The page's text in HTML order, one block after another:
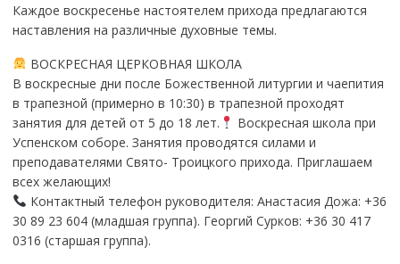
Каждое воскресенье настоятелем прихода предлагаются
наставления на различные духовные темы.
ВОСКРЕСНАЯ ЦЕРКОВНАЯ ШКОЛА
В воскресные дни после Божественной литургии и чаепития
в трапезной (примерно в 10:30) в трапезной проходят
занятия для детей от 5 до 18 лет.
Воскресная школа при
Успенском соборе. Занятия проводятся силами и
преподавателями Свято- Троицкого прихода. Приглашаем
всех желающих!
Контактный телефон руководителя: Анастасия Дожа: +36
30 89 23 604 (младшая группа). Георгий Сурков: +36 30 417
0316 (старшая группа).